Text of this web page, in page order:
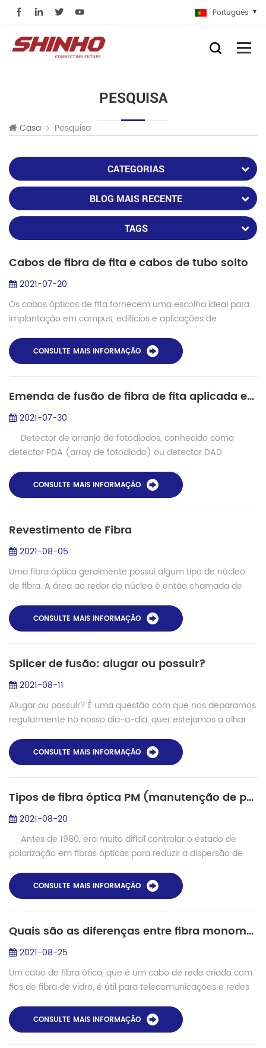
Português
PESQUISA
Casa Pesquisa
CATEGORIAS
BLOG MAIS RECENTE
TAGS
Cabos de fibra de fita e cabos de tubo solto
2021-07-20
Os cabos ópticos de fita fornecem uma escolha ideal para
implantação em campus, edifícios e aplicações de
de fibra de mais de 24. Assim como o ca...
CONSULTE MAIS INFORMAÇÃO
Emenda de fusão de fibra de fita aplicada em PDA (matriz de diodo de foto)
2021-07-30
Detector de arranjo de fotodiodos, conhecido como
detector PDA (array de fotodiodo) ou detector DAD
ULTRAVIOLETA desenvol...
CONSULTE MAIS INFORMAÇÃO
Revestimento de Fibra
2021-08-05
Uma fibra óptica geralmente possui algum tipo de núcleo
de fibra. A área ao redor do núcleo é então chamada de
núcleo de uma fibra, que...
CONSULTE MAIS INFORMAÇÃO
Splicer de fusão: alugar ou possuir?
2021-08-11
Alugar ou possuir? É uma questão com que nos deparamos
regularmente no nosso dia-a-dia, quer estejamos a olhar
ferramentas. No mundo do cabeamento e c...
CONSULTE MAIS INFORMAÇÃO
Tipos de fibra óptica PM (manutenção de polarização) e solução de emenda - Shinho S-12PM
2021-08-20
Antes de 1980, era muito difícil controlar o estado de
polarização em fibras ópticas para reduzir a dispersão de
desenvolvimento, imp...
CONSULTE MAIS INFORMAÇÃO
Quais são as diferenças entre fibra monomodo e multimodo?
2021-08-25
Um cabo de fibra ótica, que é um cabo de rede criado com
fios de fibra de vidro, é útil para telecomunicações e redes
Governos, empresas e indivíduos ...
CONSULTE MAIS INFORMAÇÃO